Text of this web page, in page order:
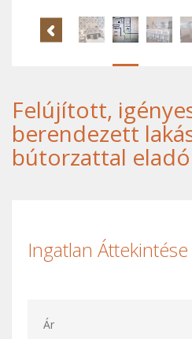
Felújított,
berendezett
bútorzattal eladó
Ingatlan Áttekintése
Ár